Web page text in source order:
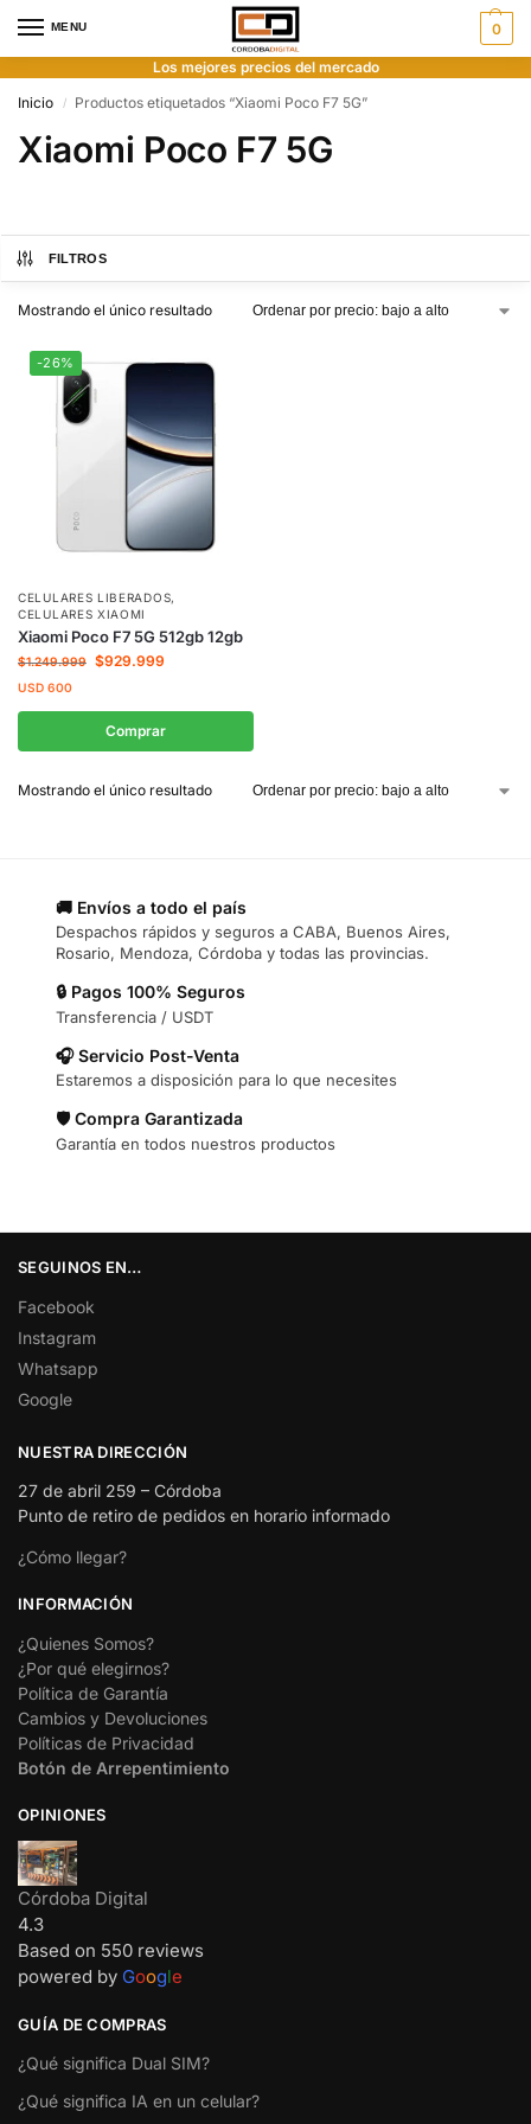
MENU 0
Los mejores precios del mercado
Inicio
/ Productos etiquetados “Xiaomi Poco F7 5G”
Xiaomi Poco F7 5G
FILTROS
Mostrando el único resultado
-26%
CELULARES LIBERADOS,
CELULARES XIAOMI
Xiaomi Poco F7 5G 512gb 12gb
$1.249.999 $929.999
USD 600
Comprar
Mostrando el único resultado
🚚 Envíos a todo el país
Despachos rápidos y seguros a CABA, Buenos Aires,
Rosario, Mendoza, Córdoba y todas las provincias.
🔒 Pagos 100% Seguros
Transferencia / USDT
🎧 Servicio Post-Venta
Estaremos a disposición para lo que necesites
🛡️ Compra Garantizada
Garantía en todos nuestros productos
SEGUINOS EN…
Facebook
Instagram
Whatsapp
Google
NUESTRA DIRECCIÓN
27 de abril 259 – Córdoba
Punto de retiro de pedidos en horario informado
¿Cómo llegar?
INFORMACIÓN
¿Quienes Somos?
¿Por qué elegirnos?
Política de Garantía
Cambios y Devoluciones
Políticas de Privacidad
Botón de Arrepentimiento
OPINIONES
Córdoba Digital
4.3
Based on 550 reviews
powered by Google
GUÍA DE COMPRAS
¿Qué significa Dual SIM?
¿Qué significa IA en un celular?